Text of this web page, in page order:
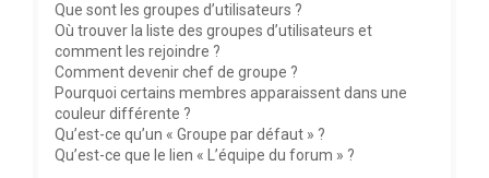
Que sont les groupes d’utilisateurs ?
Où trouver la liste des groupes d’utilisateurs et
comment les rejoindre ?
Comment devenir chef de groupe ?
Pourquoi certains membres apparaissent dans une
couleur différente ?
Qu’est-ce qu’un « Groupe par défaut » ?
Qu’est-ce que le lien « L’équipe du forum » ?